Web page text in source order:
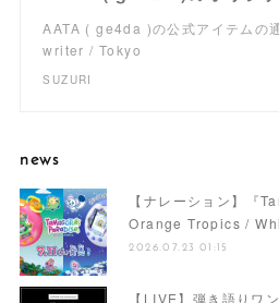
AATA ( ge4da )の公式アイテムの
writer / Tokyo
SUZURI
news
【ナレーション】『
Orange Tropics /
2026.07.23 01:15
【LIVE】弾き語りワ